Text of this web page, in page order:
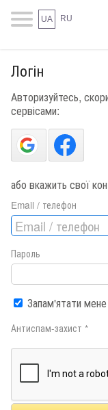
UA RU
Логін
Авторизуйтесь,
сервісами:
або вкажить свої
Email / телефон
Пароль
Запам'ятати мене
Антиспам-захист *